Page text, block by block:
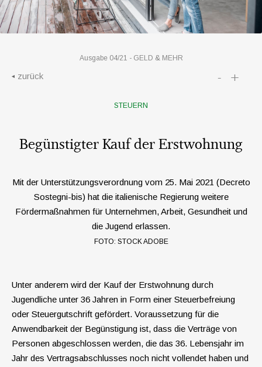
Ausgabe 04/21 - GELD & MEHR
zurück - +
STEUERN
Begünstigter Kauf der Erstwohnung
Mit der Unterstützungsverordnung vom 25. Mai 2021 (Decreto
Sostegni-bis) hat die italienische Regierung weitere
Fördermaßnahmen für Unternehmen, Arbeit, Gesundheit und
die Jugend erlassen.
FOTO: STOCK ADOBE
Unter anderem wird der Kauf der Erstwohnung durch
Jugendliche unter 36 Jahren in Form einer Steuerbefreiung
oder Steuergutschrift gefördert. Voraussetzung für die
Anwendbarkeit der Begünstigung ist, dass die Verträge von
Personen abgeschlossen werden, die das 36. Lebensjahr im
Jahr des Vertragsabschlusses noch nicht vollendet haben und